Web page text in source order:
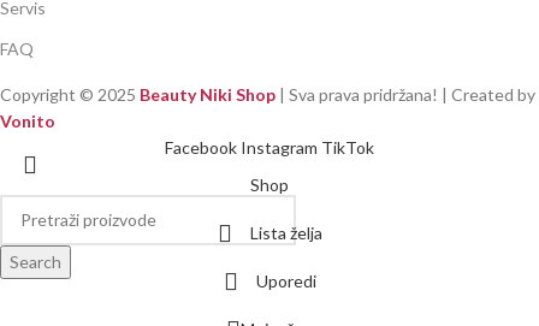
Servis
FAQ
Copyright © 2025 Beauty Niki Shop | Sva prava pridržana! | Created by
Vonito
Search
Facebook Instagram TikTok
Shop
Lista želja
Uporedi